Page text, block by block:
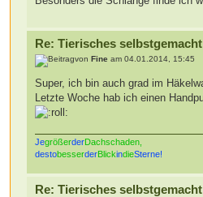
Re: Tierisches selbstgemacht
vonFine am 04.01.2014, 15:45
Super, ich bin auch grad im
Letzte Woche hab ich einen
JegrößerderDachschaden,
destobesserderBlickindieSterne!
Re: Tierisches selbstgemacht